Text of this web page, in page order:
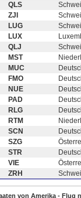
QLS
ZJI
LUG
LUX
QLJ
MST
MUC
FMO
NUE
PAD
RLG
RTM
SCN
SZG
STR
VIE
ZRH
von Amerika -